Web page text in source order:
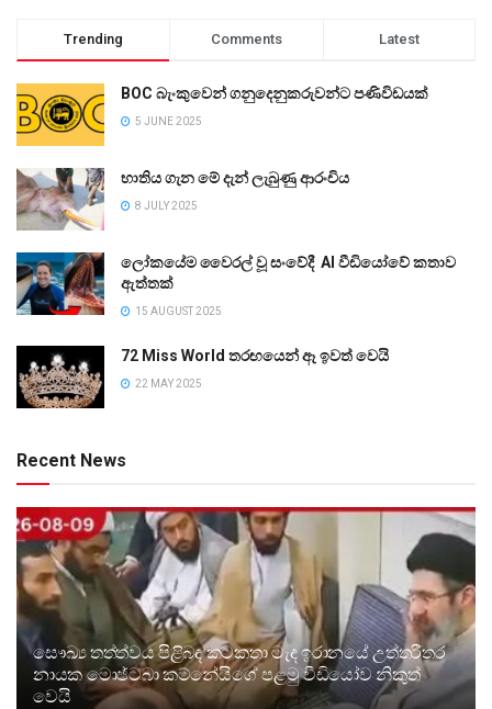
Trending Comments Latest
BOC බැංකුවෙන් ගනුදෙනුකරුවන්ට පණිවිඩයක්
5 JUNE 2025
භාතිය ගැන මේ දැන් ලැබුණු ආරංචිය
8 JULY 2025
ලෝකයේම වෛරල් වූ සංවේදී AI වීඩියෝවේ කතාව
ඇත්තක්
15 AUGUST 2025
72 Miss World තරඟයෙන් ඈ ඉවත් වෙයි
22 MAY 2025
Recent News
සෞඛ්‍ය තත්ත්වය පිළිබඳ කටකතා මැද ඉරානයේ උත්තරීතර
නායක මොජ්ටබා කම්නේයිගේ පළමු වීඩියෝව නිකුත්
වෙයි